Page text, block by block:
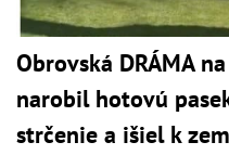
Obrovská DRÁMA
narobil hotovú
strčenie a išiel k